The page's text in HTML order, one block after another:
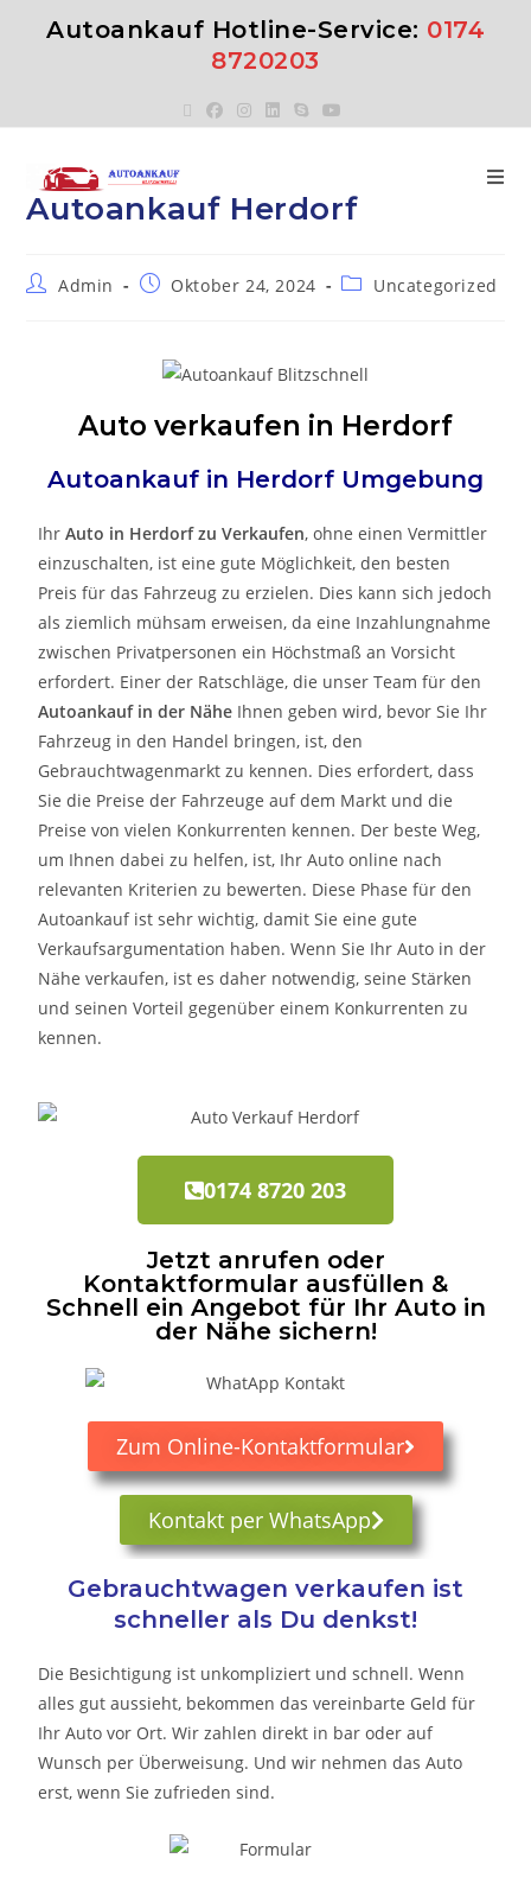
Autoankauf Hotline-Service: 0174
8720203
Autoankauf Herdorf
Admin Oktober 24, 2024 Uncategorized
Auto verkaufen in Herdorf
Autoankauf in Herdorf Umgebung
IhrAuto in HerdorfzuVerkaufen, ohne einen Vermittler
einzuschalten, ist eine gute Möglichkeit, den besten
Preis für das Fahrzeug zu erzielen. Dies kann sich jedoch
als ziemlich mühsam erweisen, da eine Inzahlungnahme
zwischen Privatpersonen ein Höchstmaß an Vorsicht
erfordert. Einer der Ratschläge, die unser Team für den
Autoankauf in der Nähe Ihnen geben wird, bevor Sie Ihr
Fahrzeug in den Handel bringen, ist, den
Gebrauchtwagenmarkt zu kennen. Dies erfordert, dass
Sie die Preise der Fahrzeuge auf dem Markt und die
Preise von vielen Konkurrenten kennen. Der beste Weg,
um Ihnen dabei zu helfen, ist, Ihr Auto online nach
relevanten Kriterien zu bewerten. Diese Phase für den
Autoankauf ist sehr wichtig, damit Sie eine gute
Verkaufsargumentation haben. Wenn Sie Ihr Auto in der
Nähe verkaufen, ist es daher notwendig, seine Stärken
und seinen Vorteil gegenüber einem Konkurrenten zu
kennen.
0174 8720 203
Jetzt anrufen oder
Kontaktformular ausfüllen &
Schnell ein Angebot für Ihr Auto in
der Nähe sichern!
Zum Online-Kontaktformular
Kontakt per WhatsApp
Gebrauchtwagen verkaufen ist
schneller als Du denkst!
Die Besichtigung ist unkompliziert und schnell. Wenn
alles gut aussieht, bekommen das vereinbarte Geld für
Ihr Auto vor Ort. Wir zahlen direkt in bar oder auf
Wunsch per Überweisung. Und wir nehmen das Auto
erst, wenn Sie zufrieden sind.